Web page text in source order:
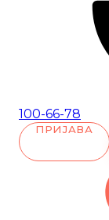
100-66-78
ПРИЈАВА